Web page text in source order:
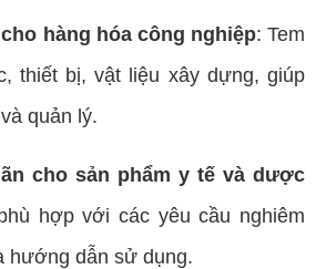
hàng hóa công nghiệp: Tem
thiết bị, vật liệu xây dựng, giúp
quản lý.
cho sản phẩm y tế và dược
hợp với các yêu cầu nghiêm
hướng dẫn sử dụng.